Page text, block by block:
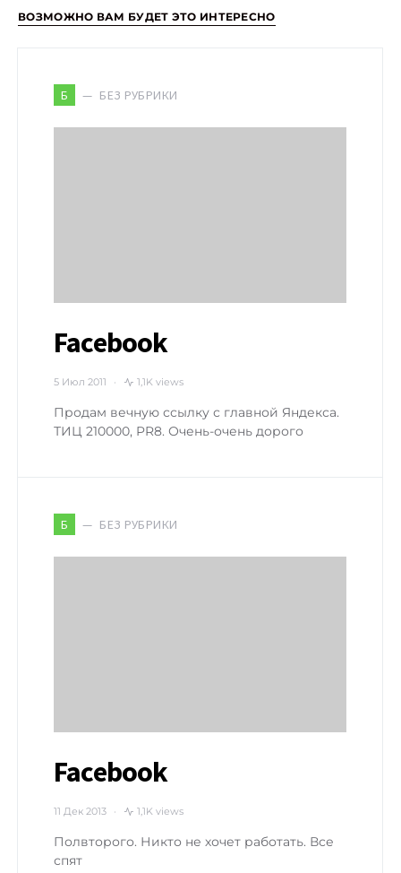
ВОЗМОЖНО ВАМ БУДЕТ ЭТО ИНТЕРЕСНО
Б БЕЗ РУБРИКИ
Facebook
5 Июл 2011 1,1K views
Продам вечную ссылку с главной Яндекса.
ТИЦ 210000, PR8. Очень-очень дорого
Б БЕЗ РУБРИКИ
Facebook
11 Дек 2013 1,1K views
Полвторого. Никто не хочет работать. Все
спят